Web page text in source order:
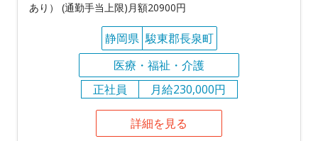
あり） (通勤手当上限)月額20900円
静岡県 駿東郡長泉町
医療・福祉・介護
正社員
月給230,000円
詳細を見る